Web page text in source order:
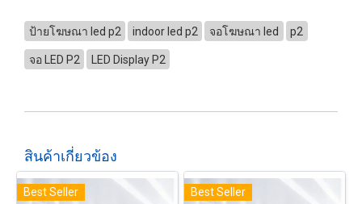
ป้ายโฆษณา led p2 indoor led p2 จอโฆษณา led p2
จอ LED P2 LED Display P2
สินค้าเกี่ยวข้อง
Best Seller Best Seller